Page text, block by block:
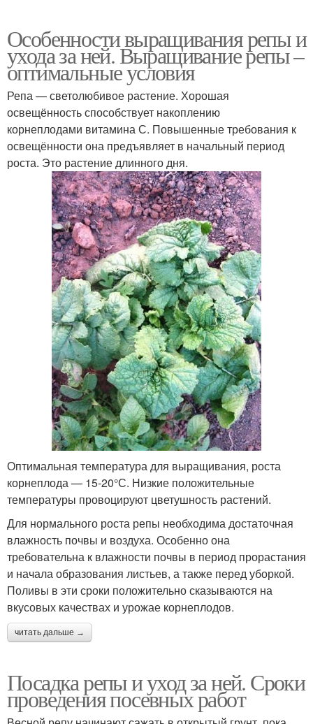
Особенности выращивания репы и
ухода за ней. Выращивание репы –
оптимальные условия
Репа — светолюбивое растение. Хорошая
освещённость способствует накоплению
корнеплодами витамина С. Повышенные требования к
освещённости она предъявляет в начальный период
роста. Это растение длинного дня.
Оптимальная температура для выращивания, роста
корнеплода — 15-20°С. Низкие положительные
температуры провоцируют цветушность растений.
Для нормального роста репы необходима достаточная
влажность почвы и воздуха. Особенно она
требовательна к влажности почвы в период прорастания
и начала образования листьев, а также перед уборкой.
Поливы в эти сроки положительно сказываются на
вкусовых качествах и урожае корнеплодов.
читать дальше →
Посадка репы и уход за ней. Сроки
проведения посевных работ